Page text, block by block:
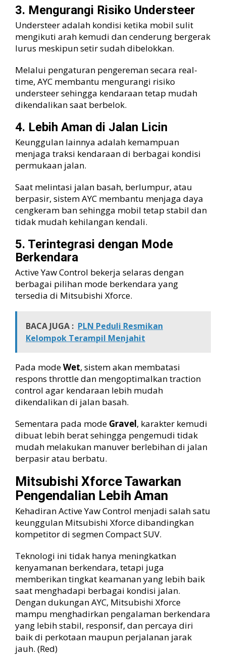
3. Mengurangi Risiko Understeer
Understeer adalah kondisi ketika mobil sulit
mengikuti arah kemudi dan cenderung bergerak
lurus meskipun setir sudah dibelokkan.
Melalui pengaturan pengereman secara real-
time, AYC membantu mengurangi risiko
understeer sehingga kendaraan tetap mudah
dikendalikan saat berbelok.
4. Lebih Aman di Jalan Licin
Keunggulan lainnya adalah kemampuan
menjaga traksi kendaraan di berbagai kondisi
permukaan jalan.
Saat melintasi jalan basah, berlumpur, atau
berpasir, sistem AYC membantu menjaga daya
cengkeram ban sehingga mobil tetap stabil dan
tidak mudah kehilangan kendali.
5. Terintegrasi dengan Mode
Berkendara
Active Yaw Control bekerja selaras dengan
berbagai pilihan mode berkendara yang
tersedia di Mitsubishi Xforce.
BACA JUGA : PLN Peduli Resmikan
Kelompok Terampil Menjahit
Pada modeWet, sistem akan membatasi
respons throttle dan mengoptimalkan traction
control agar kendaraan lebih mudah
dikendalikan di jalan basah.
Sementara pada mode Gravel, karakter kemudi
dibuat lebih berat sehingga pengemudi tidak
mudah melakukan manuver berlebihan di jalan
berpasir atau berbatu.
Mitsubishi Xforce Tawarkan
Pengendalian Lebih Aman
Kehadiran Active Yaw Control menjadi salah satu
keunggulan Mitsubishi Xforce dibandingkan
kompetitor di segmen Compact SUV.
Teknologi ini tidak hanya meningkatkan
kenyamanan berkendara, tetapi juga
memberikan tingkat keamanan yang lebih baik
saat menghadapi berbagai kondisi jalan.
Dengan dukungan AYC, Mitsubishi Xforce
mampu menghadirkan pengalaman berkendara
yang lebih stabil, responsif, dan percaya diri
baik di perkotaan maupun perjalanan jarak
jauh. (Red)